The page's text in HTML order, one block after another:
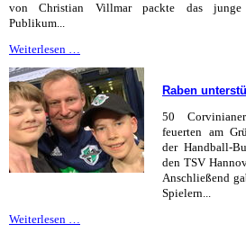
von Christian Villmar packte das junge
Publikum...
Weiterlesen …
eines
Boxers
Raben
50
feuerten am
der Handball-
den TSV
Anschließend
Spielern...
Weiterlesen …